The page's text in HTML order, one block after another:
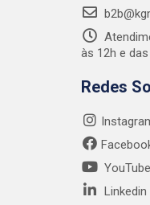
às 12h e
Redes
YouTube
Linkedin